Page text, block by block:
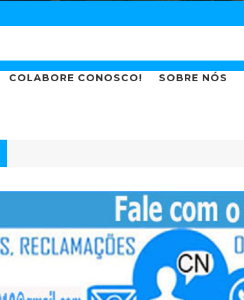
COLABORE CONOSCO! SOBRE NÓS